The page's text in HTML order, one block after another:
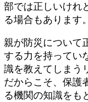
部では正しいけれ
る場合もあります。
親が防災について
する力を持ってい
識を教えてしまう
だからこそ、保護
る機関の知識をも